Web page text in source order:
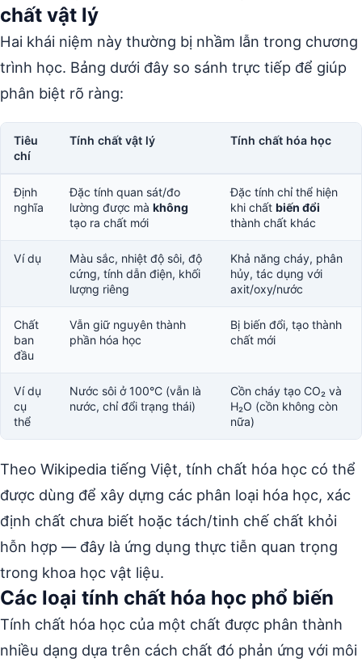
chất vật lý
Hai khái niệm này thường bị nhầm lẫn trong chương
trình học. Bảng dưới đây so sánh trực tiếp để giúp
phân biệt rõ ràng:
Tiêu
chí
Tính chất vật lý Tính chất hóa học
Định
nghĩa
Đặc tính quan sát/đo
lường được mà không
tạo ra chất mới
Đặc tính chỉ thể hiện
khi chất biến đổi
thành chất khác
Ví dụ
Màu sắc, nhiệt độ sôi, độ
cứng, tính dẫn điện, khối
lượng riêng
Khả năng cháy, phân
hủy, tác dụng với
axit/oxy/nước
Chất
ban
đầu
Vẫn giữ nguyên thành
phần hóa học
Bị biến đổi, tạo thành
chất mới
Ví dụ
cụ
thể
Nước sôi ở 100°C (vẫn là
nước, chỉ đổi trạng thái)
Cồn cháy tạo CO₂ và
H₂O (cồn không còn
nữa)
Theo Wikipedia tiếng Việt, tính chất hóa học có thể
được dùng để xây dựng các phân loại hóa học, xác
định chất chưa biết hoặc tách/tinh chế chất khỏi
hỗn hợp — đây là ứng dụng thực tiễn quan trọng
trong khoa học vật liệu.
Các loại tính chất hóa học phổ biến
Tính chất hóa học của một chất được phân thành
nhiều dạng dựa trên cách chất đó phản ứng với môi